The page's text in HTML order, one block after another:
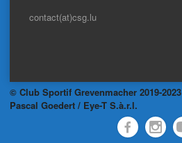
contact(at)csg.lu
© Club Sportif Grevenmacher 2019-2023
Pascal Goedert / Eye-T S.à.r.l.